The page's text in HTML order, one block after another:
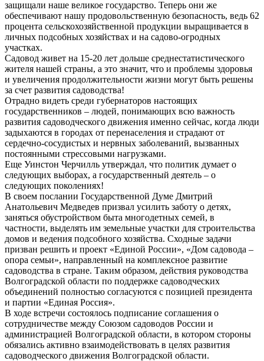
защищали наше великое государство. Теперь они же
обеспечивают нашу продовольственную безопасность, ведь 62
процента сельскохозяйственной продукции выращивается в
личных подсобных хозяйствах и на садово-огродных
участках.
Садовод живет на 15-20 лет дольше среднестатистического
жителя нашей страны, а это значит, что и проблемы здоровья
и увеличения продолжительности жизни могут быть решены
за счет развития садоводства!
Отрадно видеть среди губернаторов настоящих
государственников – людей, понимающих всю важность
развития садоводческого движения именно сейчас, когда люди
задыхаются в городах от перенаселения и страдают от
сердечно-сосудистых и нервных заболеваний, вызванных
постоянными стрессовыми нагрузками.
Еще Уинстон Черчилль утверждал, что политик думает о
следующих выборах, а государственный деятель – о
следующих поколениях!
В своем послании Государственной Думе Дмитрий
Анатольевич Медведев призвал усилить заботу о детях,
заняться обустройством быта многодетных семей, в
частности, выделять им земельные участки для строительства
домов и ведения подсобного хозяйства. Сходные задачи
призван решить и проект «Единой России», «Дом садовода –
опора семьи», направленный на комплексное развитие
садоводства в стране. Таким образом, действия руководства
Волгоградской области по поддержке садоводческих
объединений полностью согласуются с позицией президента
и партии «Единая Россия».
В ходе встречи состоялось подписание соглашения о
сотрудничестве между Союзом садоводов России и
администрацией Волгоградской области, в котором стороны
обязались активно взаимодействовать в целях развития
садоводческого движения Волгоградской области.